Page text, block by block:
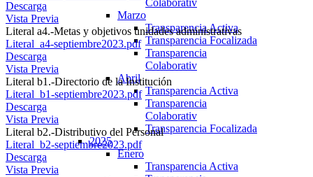
Colaborativ
Marzo
Transparencia Activa
Transparencia Focalizada
Transparencia
Colaborativ
Abril
Transparencia Activa
Transparencia
Colaborativ
Transparencia Focalizada
2025
Enero
Transparencia Activa
Descarga
Vista Previa
Literal a4.-Metas y objetivos unidades administrativas
Literal_a4-septiembre2023.pdf
Descarga
Vista Previa
Literal b1.-Directorio de la Institución
Literal_b1-septiembre2023.pdf
Descarga
Vista Previa
Literal b2.-Distributivo del Personal
Literal_b2-septiembre2023.pdf
Descarga
Vista Previa